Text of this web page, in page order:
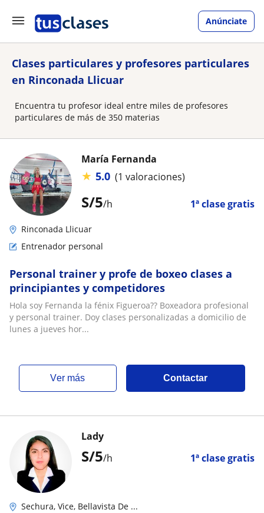
Anúnciate
Clases particulares y profesores particulares
en Rinconada Llicuar
Encuentra tu profesor ideal entre miles de profesores
particulares de más de 350 materias
S/5/h 1ª clase gratis
María Fernanda
★ 5.0 (1 valoraciones)
Rinconada Llicuar
Entrenador personal
Personal trainer y profe de boxeo clases a
principiantes y competidores
Hola soy Fernanda la fénix Figueroa?? Boxeadora profesional
y personal trainer. Doy clases personalizadas a domicilio de
lunes a jueves hor...
ver más Contactar
S/5/h 1ª clase gratis
Lady
Sechura, Vice, Bellavista De ...